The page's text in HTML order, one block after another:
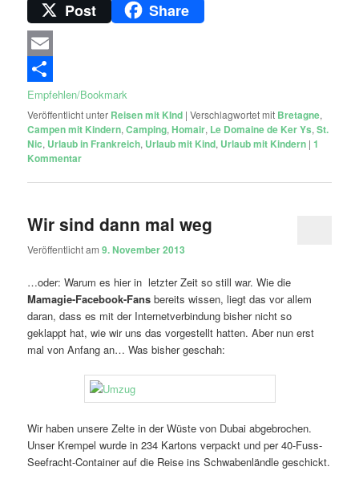
Post Share
Email
Empfehlen/Bookmark
Veröffentlicht unter Reisen mit KInd |Verschlagwortet mit Bretagne,
Campen mit Kindern,Camping,Homair, Le Domaine de Ker Ys,St.
Nic, Urlaub in Frankreich, Urlaub mit Kind, Urlaub mit Kindern |1
Kommentar
Wir sind dann mal weg
Veröffentlicht am9. November 2013
…oder: Warum es hier in letzter Zeit so still war. Wie die
Mamagie-Facebook-Fans bereits wissen, liegt das vor allem
daran, dass es mit der Internetverbindung bisher nicht so
geklappt hat, wie wir uns das vorgestellt hatten. Aber nun erst
mal von Anfang an… Was bisher geschah:
Wir haben unsere Zelte in der Wüste von Dubai abgebrochen.
Unser Krempel wurde in 234 Kartons verpackt und per 40-Fuss-
Seefracht-Container auf die Reise ins Schwabenländle geschickt.